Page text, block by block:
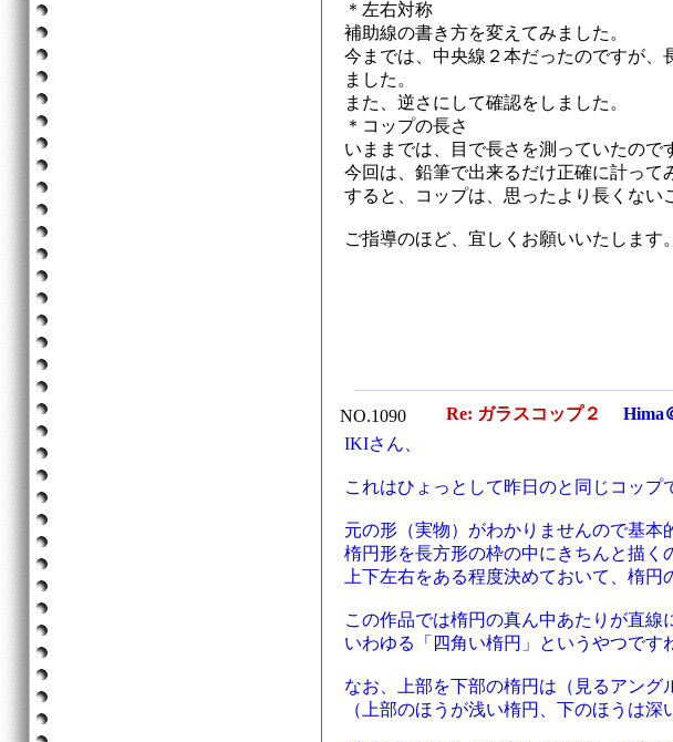
＊左右対称
補助線の書き方を変えてみました。
今までは、中央線２本だったのですが、
ました。
また、逆さにして確認をしました。
＊コップの長さ
いままでは、目で長さを測っていたので
今回は、鉛筆で出来るだけ正確に計って
すると、コップは、思ったより長くない
ご指導のほど、宜しくお願いいたします。
NO.1090 Re: ガラスコップ２ Hima
IKIさん、
これはひょっとして昨日のと同じコッ
元の形（実物）がわかりませんので基本
楕円形を長方形の枠の中にきちんと描く
上下左右をある程度決めておいて、楕
この作品では楕円の真ん中あたりが直線
いわゆる「四角い楕円」というやつです
なお、上部を下部の楕円は（見るアング
（上部のほうが浅い楕円、下のほうは深